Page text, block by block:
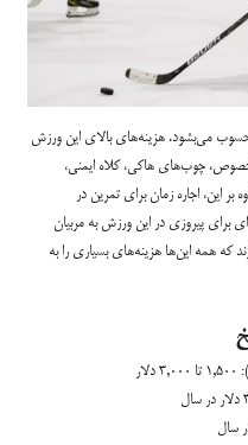
می‌بشود. هزینه‌های بالای این ورزش
چوب‌های هاکی، کلاه ایمنی،
این، اجاره زمان برای تمرین در
برای پیروزی در این ورزش به مربیان
که همه این‌ها هزینه‌های بسیاری را به